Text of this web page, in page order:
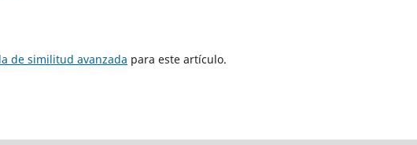
de similitud avanzada para este artículo.